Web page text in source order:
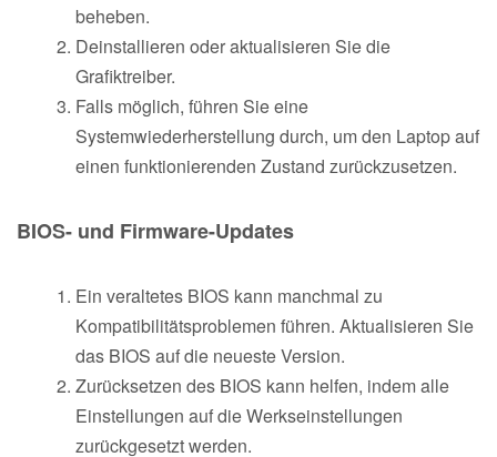
beheben.
Deinstallieren oder aktualisieren Sie die
Grafiktreiber.
Falls möglich, führen Sie eine
Systemwiederherstellung durch, um den Laptop auf
einen funktionierenden Zustand zurückzusetzen.
BIOS- und Firmware-Updates
Ein veraltetes BIOS kann manchmal zu
Kompatibilitätsproblemen führen. Aktualisieren Sie
das BIOS auf die neueste Version.
Zurücksetzen des BIOS kann helfen, indem alle
Einstellungen auf die Werkseinstellungen
zurückgesetzt werden.